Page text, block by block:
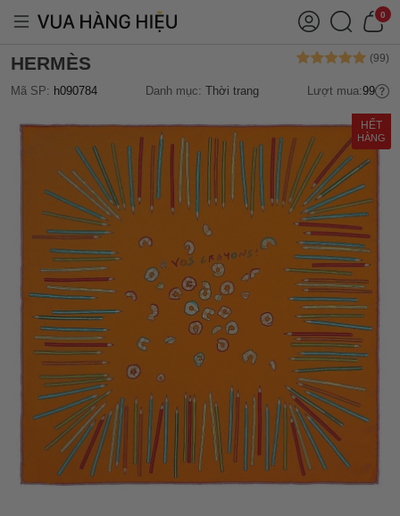
0
HERMÈS
Mã SP: h090784 Danh mục: Thời trang Lượt mua:99
HẾT
HÀNG